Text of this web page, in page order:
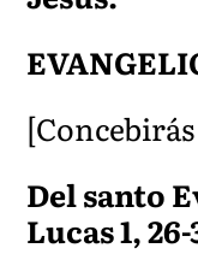
[
Del santo
Lucas 1,